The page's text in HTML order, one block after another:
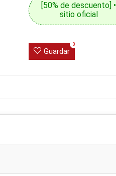
[50% de descuento] •
sitio oficial
Guardar
0